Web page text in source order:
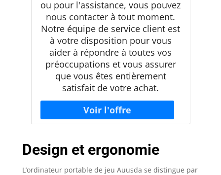
ou pour l'assistance, vous pouvez
nous contacter à tout moment.
Notre équipe de service client est
à votre disposition pour vous
aider à répondre à toutes vos
préoccupations et vous assurer
que vous êtes entièrement
satisfait de votre achat.
Design et ergonomie
L’ordinateur portable de jeu Auusda se distingue par